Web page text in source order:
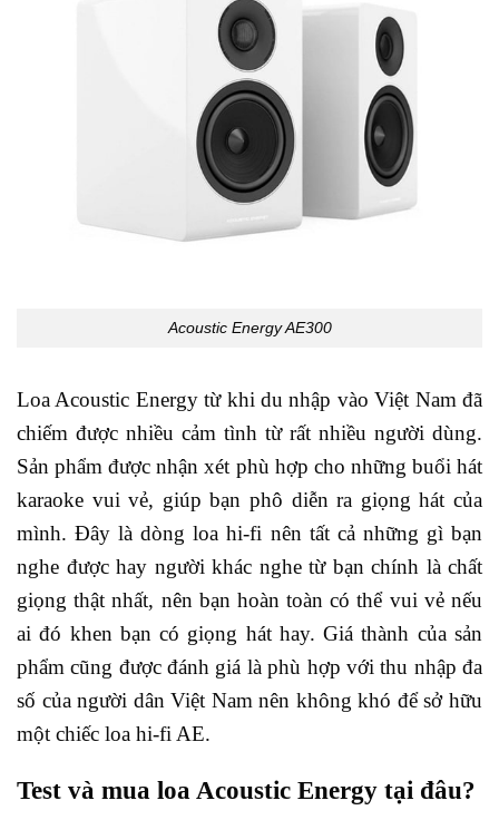
Acoustic Energy AE300
Loa Acoustic Energy từ khi du nhập vào Việt Nam đã
chiếm được nhiều cảm tình từ rất nhiều người dùng.
Sản phẩm được nhận xét phù hợp cho những buổi hát
karaoke vui vẻ, giúp bạn phô diễn ra giọng hát của
mình. Đây là dòng loa hi-fi nên tất cả những gì bạn
nghe được hay người khác nghe từ bạn chính là chất
giọng thật nhất, nên bạn hoàn toàn có thể vui vẻ nếu
ai đó khen bạn có giọng hát hay. Giá thành của sản
phẩm cũng được đánh giá là phù hợp với thu nhập đa
số của người dân Việt Nam nên không khó để sở hữu
một chiếc loa hi-fi AE.
Test và mua loa Acoustic Energy tại đâu?